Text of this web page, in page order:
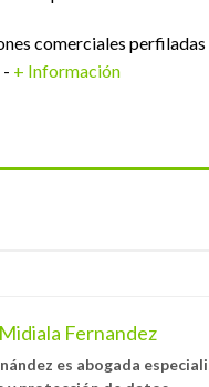
comerciales perfiladas
- + Información
Fernandez
es abogada